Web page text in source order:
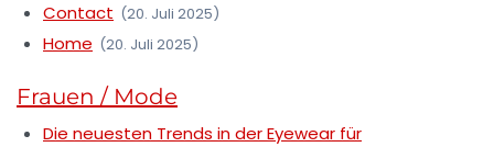
Contact (20. Juli 2025)
Home (20. Juli 2025)
Frauen / Mode
Die neuesten Trends in der Eyewear für